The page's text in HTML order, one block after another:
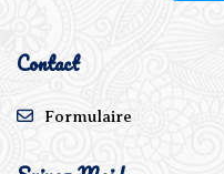
Contact
Formulaire